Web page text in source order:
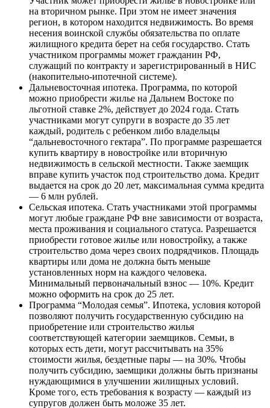
на вторичном рынке. При этом не имеет значения
регион, в котором находится недвижимость. Во время
несения воинской службы обязательства по оплате
жилищного кредита берет на себя государство. Стать
участником программы может гражданин РФ,
служащий по контракту и зарегистрированный в НИС
(накопительно-ипотечной системе).
Дальневосточная ипотека. Программа, по которой
можно приобрести жилье на Дальнем Востоке по
льготной ставке 2%, действует до 2024 года. Стать
участниками могут супруги в возрасте до 35 лет
каждый, родитель с ребенком либо владельцы
“дальневосточного гектара”. По программе разрешается
купить квартиру в новостройке или вторичную
недвижимость в сельской местности. Также заемщик
вправе купить участок под строительство дома. Кредит
выдается на срок до 20 лет, максимальная сумма кредита
— 6 млн рублей.
Сельская ипотека. Стать участниками этой программы
могут любые граждане РФ вне зависимости от возраста,
места проживания и социального статуса. Разрешается
приобрести готовое жилье или новостройку, а также
строительство дома через своих подрядчиков. Площадь
квартиры или дома не должна быть меньше
установленных норм на каждого человека.
Минимальный первоначальный взнос — 10%. Кредит
можно оформить на срок до 25 лет.
Программа “Молодая семья”. Ипотека, условия которой
позволяют получить государственную субсидию на
приобретение или строительство жилья
соответствующей категории заемщиков. Семьи, в
которых есть дети, могут рассчитывать на 35%
стоимости жилья, бездетные пары — на 30%. Чтобы
получить субсидию, заемщики должны быть признаны
нуждающимися в улучшении жилищных условий.
Кроме того, есть требования к возрасту — каждый из
супругов должен быть моложе 35 лет.